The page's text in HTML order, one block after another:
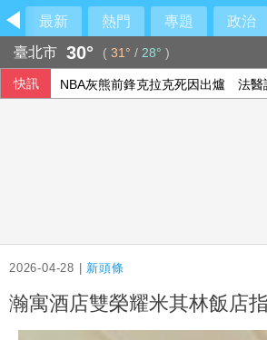
最新 熱門 專題 政治
臺北市 30° ( 31° / 28° )
快訊 NBA灰熊前鋒克拉克死因出爐 法醫
2026-04-28 | 新頭條
瀚寓酒店雙榮耀米其林飯店